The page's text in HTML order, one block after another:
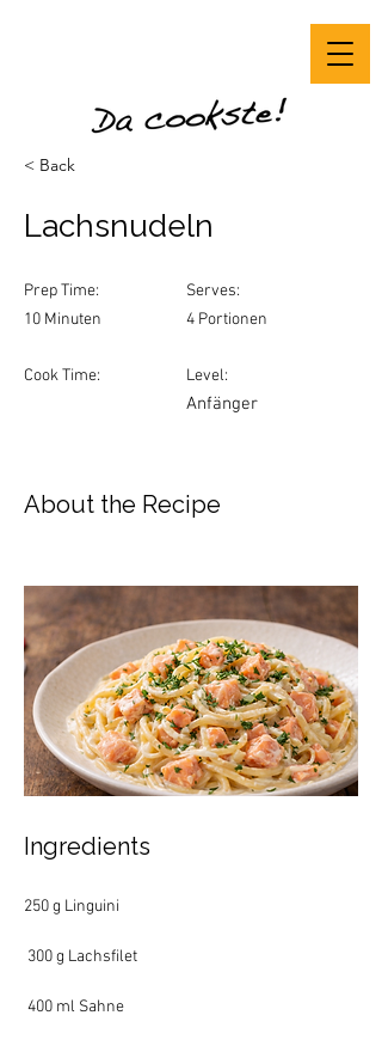
< Back
Lachsnudeln
Prep Time:
10 Minuten
Cook Time:
Serves:
4 Portionen
Level:
Anfänger
About the Recipe
Ingredients
250 g Linguini
300 g Lachsfilet
400 ml Sahne